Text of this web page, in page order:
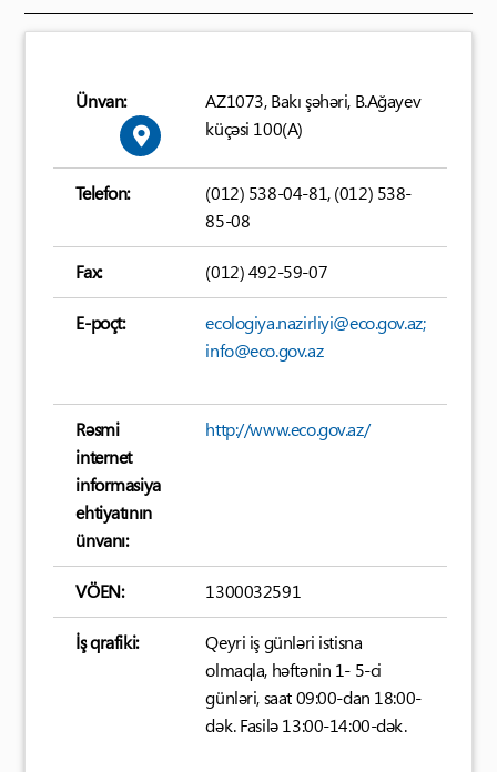
Ünvan:
AZ1073, Bakı şəhəri, B.Ağayev
küçəsi 100(A)
Telefon:
(012) 538-04-81, (012) 538-
85-08
Fax: (012) 492-59-07
E-poçt:
ecologiya.nazirliyi@eco.gov.az;
info@eco.gov.az
Rəsmi
internet
informasiya
ehtiyatının
ünvanı:
http://www.eco.gov.az/
VÖEN: 1300032591
İş qrafiki:
Qeyri iş günləri istisna
olmaqla, həftənin 1- 5-ci
günləri, saat 09:00-dan 18:00-
dək. Fasilə 13:00-14:00-dək.